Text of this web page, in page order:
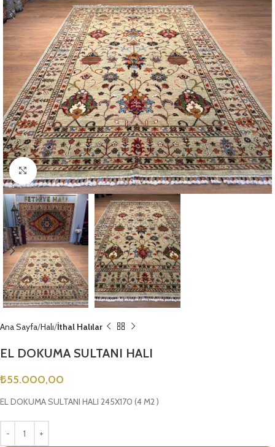
Click to enlarge
Ana Sayfa Halı İthal Halılar
EL DOKUMA SULTANI HALI
₺55.000,00
EL DOKUMA SULTANI HALI 245X170 (4 M2 )